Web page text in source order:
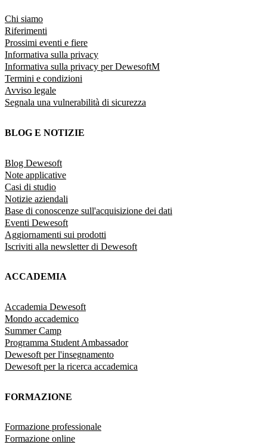
Chi siamo
Riferimenti
Prossimi eventi e fiere
Informativa sulla privacy
Informativa sulla privacy per DewesoftM
Termini e condizioni
Avviso legale
Segnala una vulnerabilità di sicurezza
BLOG E NOTIZIE
Blog Dewesoft
Note applicative
Casi di studio
Notizie aziendali
Base di conoscenze sull'acquisizione dei dati
Eventi Dewesoft
Aggiornamenti sui prodotti
Iscriviti alla newsletter di Dewesoft
ACCADEMIA
Accademia Dewesoft
Mondo accademico
Summer Camp
Programma Student Ambassador
Dewesoft per l'insegnamento
Dewesoft per la ricerca accademica
FORMAZIONE
Formazione professionale
Formazione online